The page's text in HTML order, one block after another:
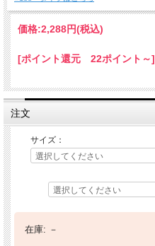
価格:2,288円(税込)
[ポイント還元 22ポイント～]
注文
サイズ：
在庫: －